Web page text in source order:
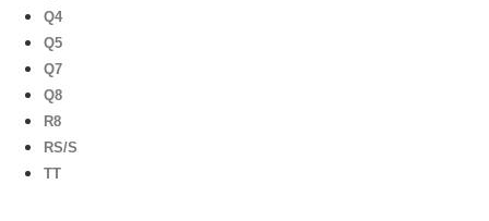
Q4
Q5
Q7
Q8
R8
RS/S
TT